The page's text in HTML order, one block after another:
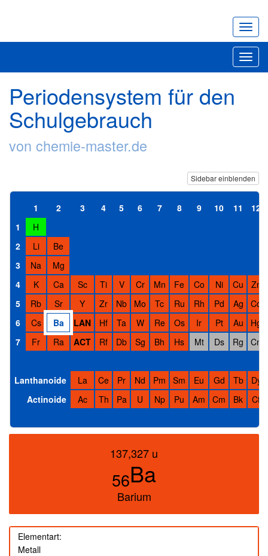
ein-/
Periodensystem für den
Schulgebrauch
von chemie-master.de
Sidebar einblenden
1 2 3 4 5 6 7 8 9 10 11
12
1
H
2
Li
Be
3
Na
Mg
4
K Ca Sc Ti V Cr Mn Fe Co Ni Cu
Zn
5
Rb Sr Y Zr Nb Mo Tc Ru Rh Pd Ag
Cd
6
Cs Ba LAN Hf Ta W Re Os Ir Pt Au
Hg
7
Fr Ra ACT Rf Db Sg Bh Hs Mt Ds Rg Cn
Lanthanoide La Ce Pr Nd Pm Sm Eu Gd Tb
Dy
Actinoide
Ac Th Pa U Np Pu Am Cm Bk Cf
137,327 u
56Ba
Barium
Elementart:
Metall